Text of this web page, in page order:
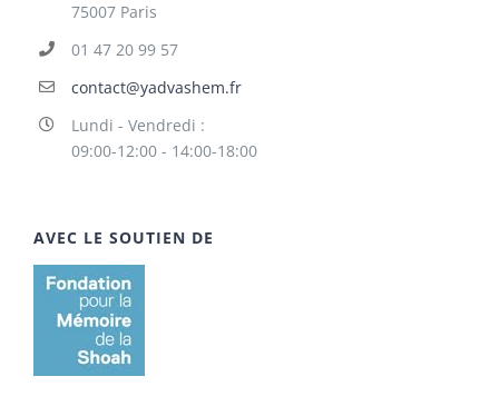
75007 Paris
01 47 20 99 57
contact@yadvashem.fr
Lundi - Vendredi :
09:00-12:00 - 14:00-18:00
AVEC LE SOUTIEN DE